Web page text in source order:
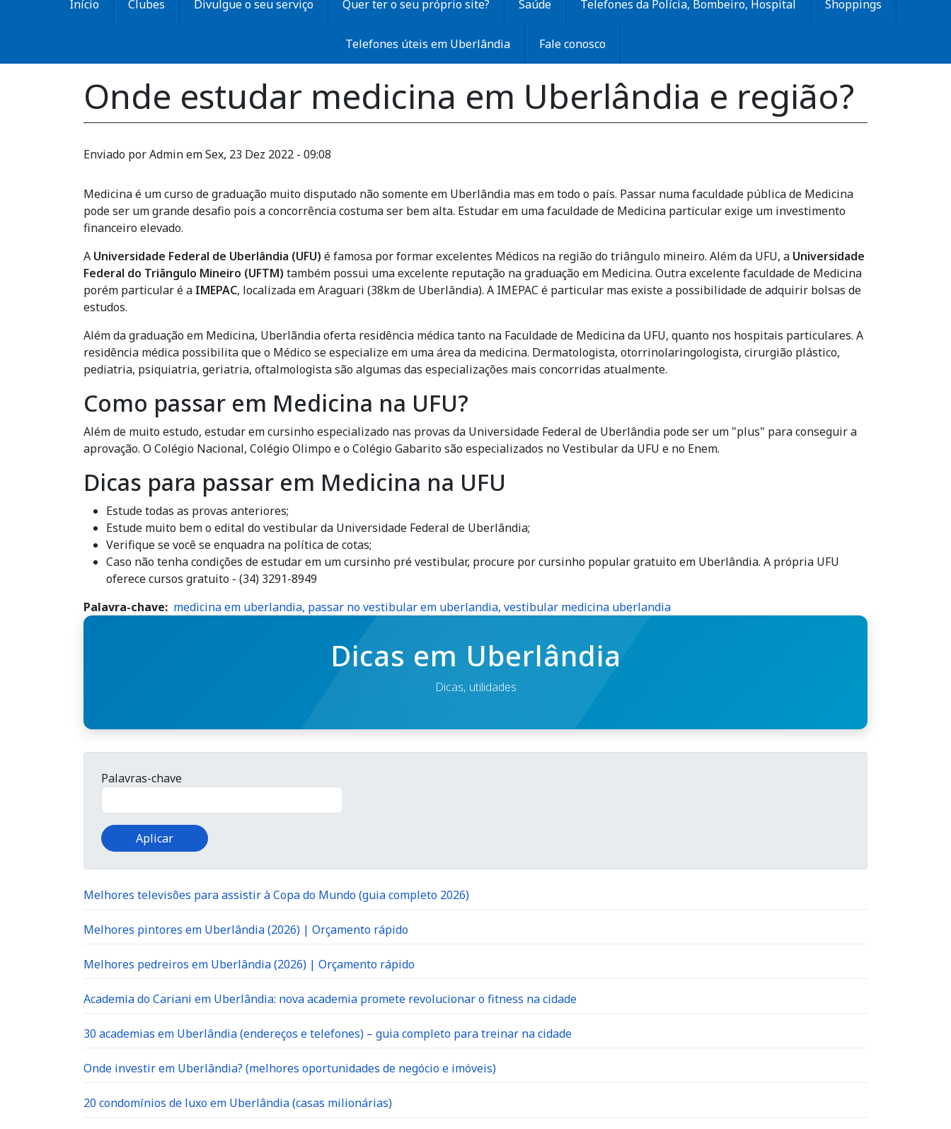
Início Clubes Divulgue o seu serviço Quer ter o seu próprio site? Saúde Telefones da Polícia, Bombeiro, Hospital Shoppings
Telefones úteis em Uberlândia Fale conosco
Onde estudar medicina em Uberlândia e região?
Enviado porAdminemSex, 23 Dez 2022 - 09:08
Medicina é um curso de graduação muito disputado não somente em Uberlândia mas em todo o país. Passar numa faculdade pública de Medicina
pode ser um grande desafio pois a concorrência costuma ser bem alta. Estudar em uma faculdade de Medicina particular exige um investimento
financeiro elevado.
A Universidade Federal de Uberlândia (UFU) é famosa por formar excelentes Médicos na região do triângulo mineiro. Além da UFU, a Universidade
Federal do Triãngulo Mineiro (UFTM) também possui uma excelente reputação na graduação em Medicina. Outra excelente faculdade de Medicina
porém particular é a IMEPAC, localizada em Araguari (38km de Uberlândia). A IMEPAC é particular mas existe a possibilidade de adquirir bolsas de
estudos.
Além da graduação em Medicina, Uberlãndia oferta residência médica tanto na Faculdade de Medicina da UFU, quanto nos hospitais particulares. A
residência médica possibilita que o Médico se especialize em uma área da medicina. Dermatologista, otorrinolaringologista, cirurgião plástico,
pediatria, psiquiatria, geriatria, oftalmologista são algumas das especializações mais concorridas atualmente.
Como passar em Medicina na UFU?
Além de muito estudo, estudar em cursinho especializado nas provas da Universidade Federal de Uberlândia pode ser um "plus" para conseguir a
aprovação. O Colégio Nacional, Colégio Olimpo e o Colégio Gabarito são especializados no Vestibular da UFU e no Enem.
Dicas para passar em Medicina na UFU
Estude todas as provas anteriores;
Estude muito bem o edital do vestibular da Universidade Federal de Uberlândia;
Verifique se você se enquadra na política de cotas;
Caso não tenha condições de estudar em um cursinho pré vestibular, procure por cursinho popular gratuito em Uberlândia. A própria UFU
oferece cursos gratuito - (34) 3291-8949
Palavra-chave
medicina em uberlandia, passar no vestibular em uberlandia, vestibular medicina uberlandia
Dicas em Uberlândia
Dicas, utilidades
Palavras-chave
Melhores televisões para assistir à Copa do Mundo (guia completo 2026)
Melhores pintores em Uberlândia (2026) | Orçamento rápido
Melhores pedreiros em Uberlândia (2026) | Orçamento rápido
Academia do Cariani em Uberlândia: nova academia promete revolucionar o fitness na cidade
30 academias em Uberlândia (endereços e telefones) – guia completo para treinar na cidade
Onde investir em Uberlândia? (melhores oportunidades de negócio e imóveis)
20 condomínios de luxo em Uberlândia (casas milionárias)